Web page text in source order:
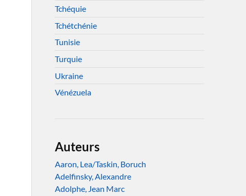
Tchéquie
Tchétchénie
Tunisie
Turquie
Ukraine
Vénézuela
Auteurs
Aaron, Lea/Taskin, Boruch
Adelfinsky, Alexandre
Adolphe, Jean Marc